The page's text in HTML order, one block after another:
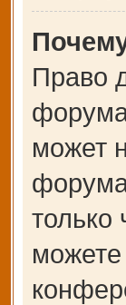
Право
может
только